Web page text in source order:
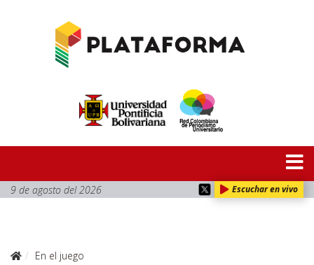
9 de agosto del 2026 Escuchar en vivo
En el juego